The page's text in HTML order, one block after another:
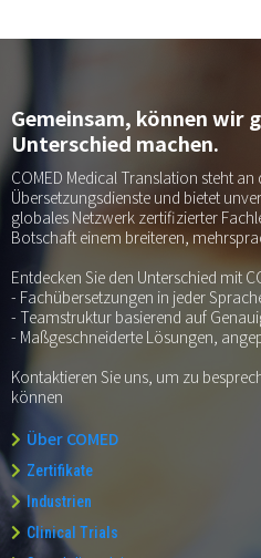
Gemeinsam, können wir
Unterschied machen.
COMED Medical Translation steht
Übersetzungsdienste und bietet
globales Netzwerk zertifizierter
Botschaft einem breiteren,
Entdecken Sie den Unterschied mit
- Fachübersetzungen in jeder
- Teamstruktur basierend auf
- Maßgeschneiderte Lösungen,
Kontaktieren Sie uns, um zu
können
Über COMED
Zertifikate
Industrien
Clinical Trials